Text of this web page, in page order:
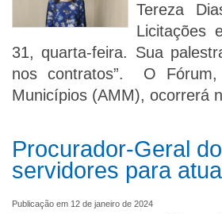
Tereza
Licitações
31, quarta-feira. Sua
nos contratos”. O Fórum,
Municípios (AMM), ocorrerá
Procurador-Geral
servidores para
Publicação em 12 de janeiro de 2024